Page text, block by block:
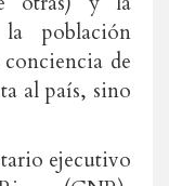
población
de
al país, sino
ejecutivo